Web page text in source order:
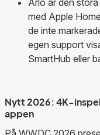
Arlo är den
med Apple
de inte
egen support
SmartHub eller
Nytt 2026: 4K-
appen